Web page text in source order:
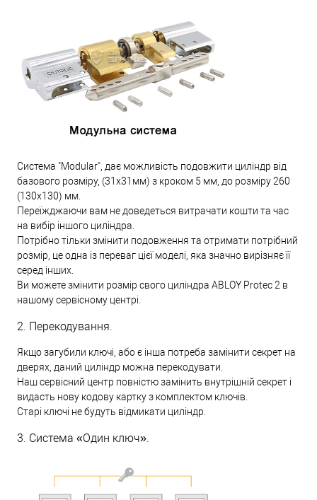
Система "Modular", дає можливість подовжити циліндр від
базового розміру, (31х31мм) з кроком 5 мм, до розміру 260
(130х130) мм.
Переїжджаючи вам не доведеться витрачати кошти та час
на вибір іншого циліндра.
Потрібно тільки змінити подовження та отримати потрібний
розмір, це одна із переваг цієї моделі, яка значно вирізняє її
серед інших.
Ви можете змінити розмір свого циліндра ABLOY Protec 2 в
нашому сервісному центрі.
2. Перекодування.
Якщо загубили ключі, або є інша потреба замінити секрет на
дверях, даний циліндр можна перекодувати.
Наш сервісний центр повністю замінить внутрішній секрет і
видасть нову кодову картку з комплектом ключів.
Старі ключі не будуть відмикати циліндр.
3. Система «Один ключ».